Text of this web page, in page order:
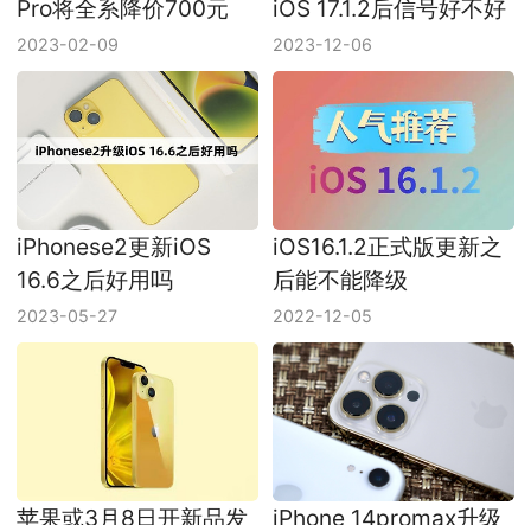
Pro将全系降价700元
2023-02-09
iOS 17.1.2后信号好不好
2023-12-06
iPhonese2更新iOS
16.6之后好用吗
2023-05-27
iOS16.1.2正式版更新之
后能不能降级
2022-12-05
苹果或3月8日开新品发 iPhone 14promax升级